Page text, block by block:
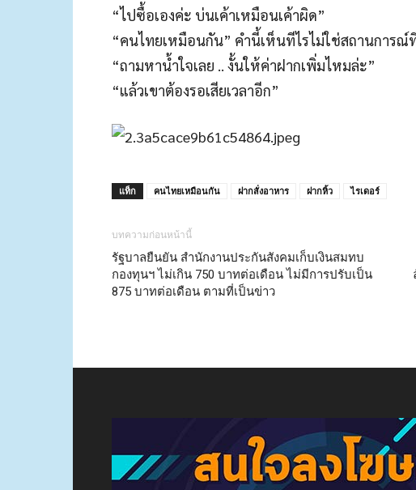
“ไปซื้อเองค่ะ บ่นเค้าเหมือนเค้าผิด”
“คนไทยเหมือนกัน” คำนี้เห็นทีไรไม่ใช่สถานการณ์
“ถามหาน้ำใจเลย .. งั้นให้ค่าฝากเพิ่มไหมล่ะ”
“แล้วเขาต้องรอเสียเวลาอีก”
แท็ก คนไทยเหมือนกัน ฝากสั่งอาหาร ฝากหิ้ว ไรเดอร์
บทความก่อนหน้านี้
รัฐบาลยืนยัน สำนักงานประกันสังคมเก็บเงินสมทบ
กองทุนฯ ไม่เกิน 750 บาทต่อเดือน ไม่มีการปรับเป็น
875 บาทต่อเดือน ตามที่เป็นข่าว